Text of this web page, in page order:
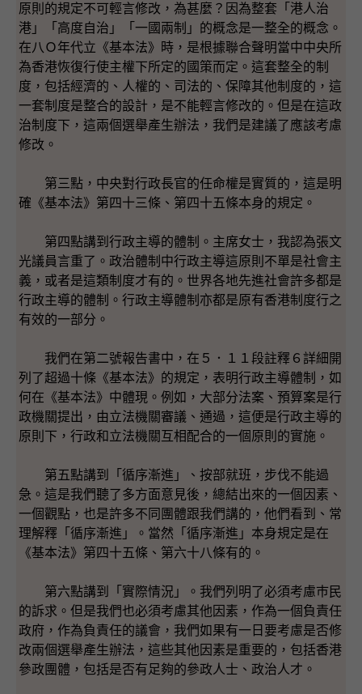
原則的規定不可輕言修改，為甚麼？因為整套「港人治
港」「高度自治」「一國兩制」的概念是一整全的概念。
在八Ｏ年代立《基本法》時，是根據聯合聲明當中中央所
為香港恢復行使主權下所定的國策而定。這套整全的制
度，包括經濟的、人權的、司法的、保障其他制度的，這
一套制度是整合的設計，是不能輕言修改的。但是在這政
治制度下，這兩個選舉產生辦法，我們是建議了應該考慮
修改。
第三點，中央對行政長官的任命權是實質的，這是明
確《基本法》第四十三條、第四十五條本身的規定。
第四點講到行政主導的體制。主席女士，我認為張文
光議員言重了。政治體制中行政主導這原則不單是社會主
義，或者是這類制度才有的。世界各地先進社會許多都是
行政主導的體制。行政主導體制亦都是原有香港制度行之
有效的一部分。
我們在第二號報告書中，在５．１１段註釋６詳細開
列了超過十條《基本法》的規定，表明行政主導體制，如
何在《基本法》中體現。例如，大部分法案、預算案是行
政機關提出，由立法機關審議、通過，這便是行政主導的
原則下，行政和立法機關互相配合的一個原則的實施。
第五點講到「循序漸進」、按部就班，步伐不能過
急。這是我們聽了多方面意見後，總結出來的一個因素、
一個觀點，也是許多不同團體跟我們講的，他們看到、常
理解釋「循序漸進」。當然「循序漸進」本身規定是在
《基本法》第四十五條、第六十八條有的。
第六點講到「實際情況」。我們列明了必須考慮巿民
的訴求。但是我們也必須考慮其他因素，作為一個負責任
政府，作為負責任的議會，我們如果有一日要考慮是否修
改兩個選舉產生辦法，這些其他因素是重要的，包括香港
參政團體，包括是否有足夠的參政人士、政治人才。